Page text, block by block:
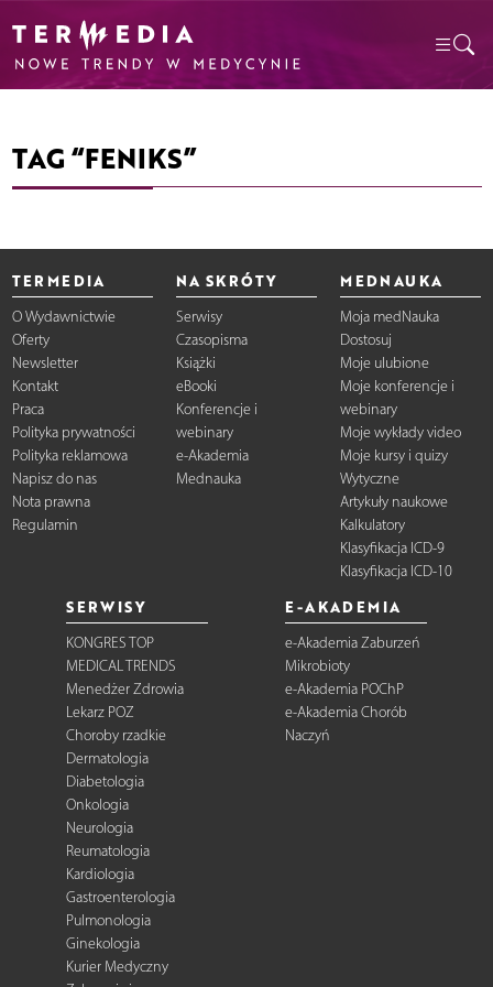
TAG “FENIKS”
TERMEDIA
O Wydawnictwie
Oferty
Newsletter
Kontakt
Praca
Polityka prywatności
Polityka reklamowa
Napisz do nas
Nota prawna
Regulamin
NA SKRÓTY
Serwisy
Czasopisma
Książki
eBooki
Konferencje i
webinary
e-Akademia
Mednauka
MEDNAUKA
Moja medNauka
Dostosuj
Moje ulubione
Moje konferencje i
webinary
Moje wykłady video
Moje kursy i quizy
Wytyczne
Artykuły naukowe
Kalkulatory
Klasyfikacja ICD-9
Klasyfikacja ICD-10
SERWISY
KONGRES TOP
MEDICAL TRENDS
Menedżer Zdrowia
Lekarz POZ
Choroby rzadkie
Dermatologia
Diabetologia
Onkologia
Neurologia
Reumatologia
Kardiologia
Gastroenterologia
Pulmonologia
Ginekologia
Kurier Medyczny
E-AKADEMIA
e-Akademia Zaburzeń
Mikrobioty
e-Akademia POChP
e-Akademia Chorób
Naczyń